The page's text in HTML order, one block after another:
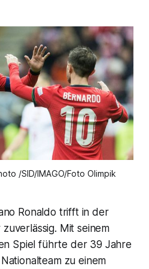
/SID/IMAGO/Foto Olimpik
Ronaldo trifft in der
Mit seinem
Spiel führte der 39 Jahre
zu einem